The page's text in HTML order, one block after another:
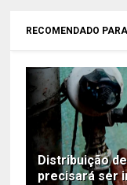
RECOMENDADO
Distribuição
precisará ser